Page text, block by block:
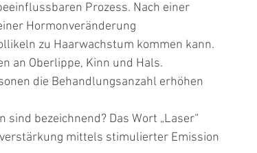
Prozess. Nach einer
Hormonveränderung
zu Haarwachstum kommen kann.
an Oberlippe, Kinn und Hals.
die Behandlungsanzahl erhöhen
bezeichnend? Das Wort „Laser“
mittels stimulierter Emission